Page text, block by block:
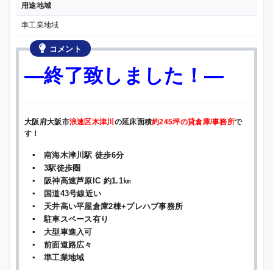
用途地域
準工業地域
コメント
—終了致しました！—
大阪府大阪市浪速区木津川 の延床面積約245坪の貸倉庫/事務所で
す！
▪ 南海木津川駅 徒歩6分
▪ 3駅徒歩圏
▪ 阪神高速芦原IC 約1.1㎞
▪ 国道43号線近い
▪ 天井高い平屋倉庫2棟+プレハブ事務所
▪ 駐車スペース有り
▪ 大型車進入可
▪ 前面道路広々
▪ 準工業地域